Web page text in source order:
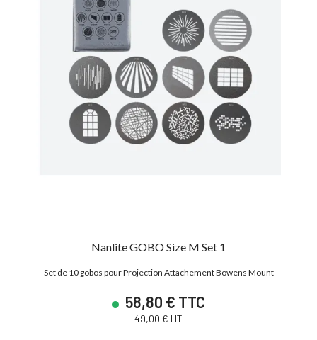
Nanlite GOBO Size M Set 1
Set de 10 gobos pour Projection Attachement Bowens Mount
58,80 € TTC
49,00 € HT